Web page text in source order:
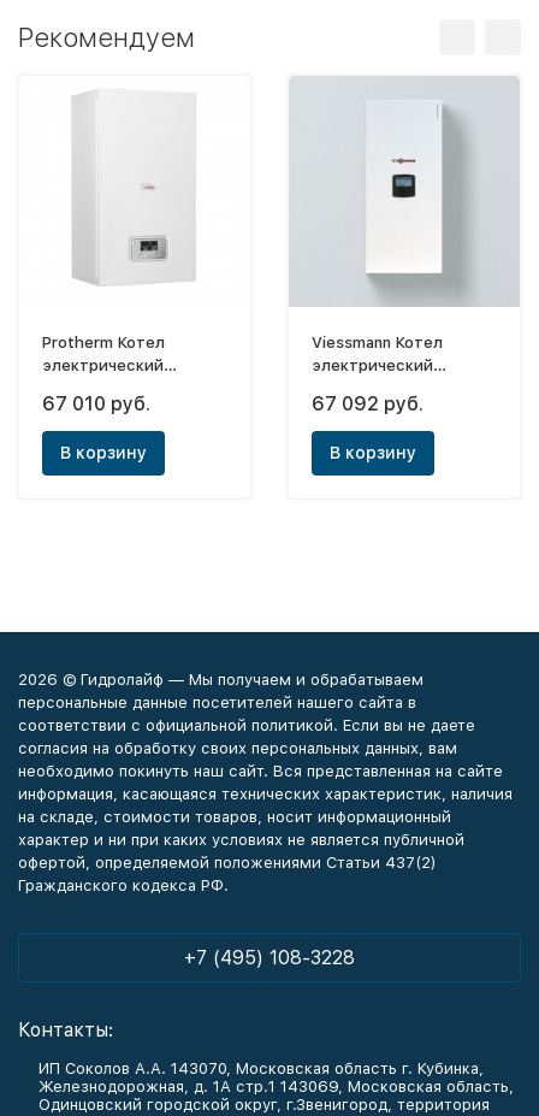
Рекомендуем
Protherm Котел
электрический
(Скат)
67 010 руб.
В корзину
Viessmann Котел
электрический
(с погодозав.автома.
24 кВт.)
67 092 руб.
В корзину
2026 © Гидролайф — Мы получаем и обрабатываем
персональные данные посетителей нашего сайта в
соответствии с официальной политикой. Если вы не даете
согласия на обработку своих персональных данных, вам
необходимо покинуть наш сайт. Вся представленная на сайте
информация, касающаяся технических характеристик, наличия
на складе, стоимости товаров, носит информационный
характер и ни при каких условиях не является публичной
офертой, определяемой положениями Статьи 437(2)
Гражданского кодекса РФ.
+7 (495) 108-3228
Контакты:
ИП Соколов А.А. 143070, Московская область г. Кубинка,
Железнодорожная, д. 1А стр.1 143069, Московская область,
Одинцовский городской округ, г.Звенигород, территория